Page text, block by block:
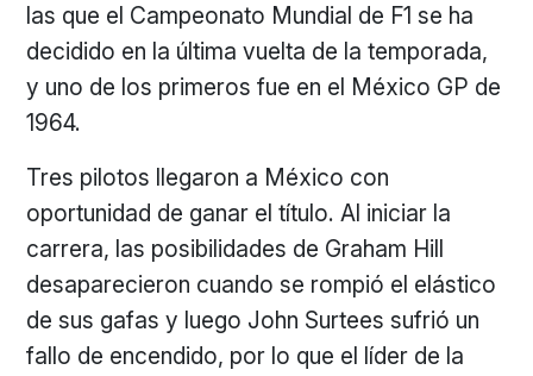
las que el Campeonato Mundial de F1 se ha
decidido en la última vuelta de la temporada,
y uno de los primeros fue en el México GP de
1964.
Tres pilotos llegaron a México con
oportunidad de ganar el título. Al iniciar la
carrera, las posibilidades de Graham Hill
desaparecieron cuando se rompió el elástico
de sus gafas y luego John Surtees sufrió un
fallo de encendido, por lo que el líder de la